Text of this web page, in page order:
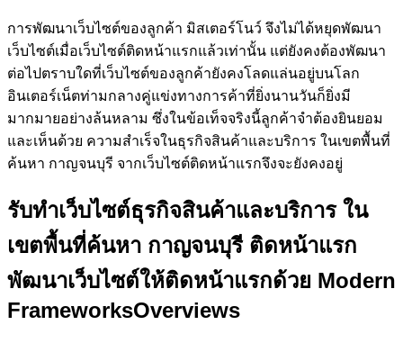
การพัฒนาเว็บไซต์ของลูกค้า มิสเตอร์โนว์ จึงไม่ได้หยุดพัฒนา
เว็บไซต์เมื่อเว็บไซต์ติดหน้าแรกแล้วเท่านั้น แต่ยังคงต้องพัฒนา
ต่อไปตราบใดที่เว็บไซต์ของลูกค้ายังคงโลดแล่นอยู่บนโลก
อินเตอร์เน็ตท่ามกลางคู่แข่งทางการค้าที่ยิ่งนานวันก็ยิ่งมี
มากมายอย่างล้นหลาม ซึ่งในข้อเท็จจริงนี้ลูกค้าจำต้องยินยอม
และเห็นด้วย ความสำเร็จในธุรกิจสินค้าและบริการ ในเขตพื้นที่
ค้นหา กาญจนบุรี จากเว็บไซต์ติดหน้าแรกจึงจะยังคงอยู่
รับทำเว็บไซต์ธุรกิจสินค้าและบริการ ใน
เขตพื้นที่ค้นหา กาญจนบุรี ติดหน้าแรก
พัฒนาเว็บไซต์ให้ติดหน้าแรกด้วย Modern
FrameworksOverviews